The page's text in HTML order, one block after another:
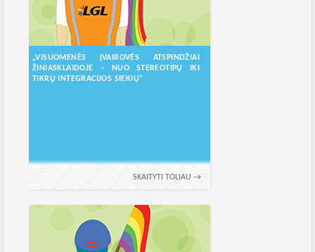
„VISUOMENĖS ĮVAIROVĖS ATSPINDŽIAI
ŽINIASKLAIDOJE – NUO STEREOTIPŲ IKI
TIKRŲ INTEGRACIJOS SIEKIŲ“
SKAITYTI TOLIAU →